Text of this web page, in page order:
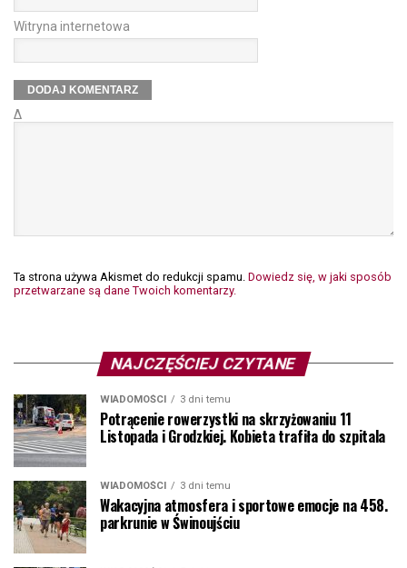
Witryna internetowa
Δ
Ta strona używa Akismet do redukcji spamu. Dowiedz się, w jaki sposób
przetwarzane są dane Twoich komentarzy.
NAJCZĘŚCIEJ CZYTANE
WIADOMOŚCI 3 dni temu
Potrącenie rowerzystki na skrzyżowaniu 11
Listopada i Grodzkiej. Kobieta trafiła do szpitala
WIADOMOŚCI 3 dni temu
Wakacyjna atmosfera i sportowe emocje na 458.
parkrunie w Świnoujściu